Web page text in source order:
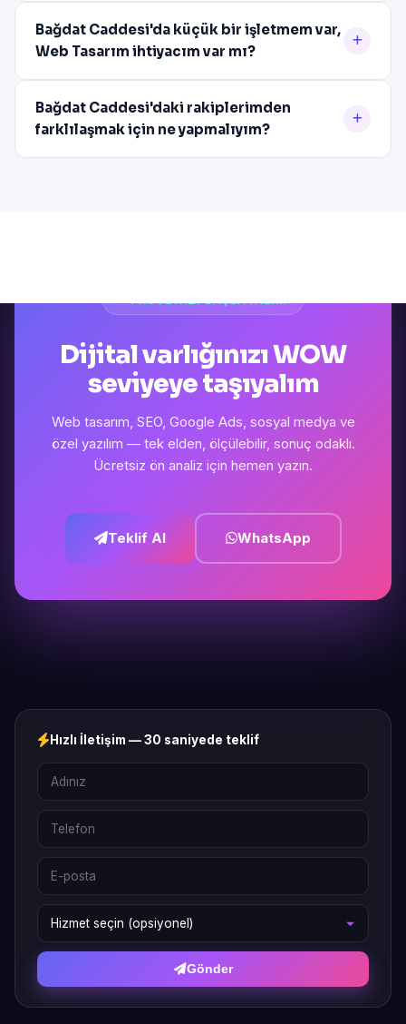
Bağdat Caddesi'da küçük bir işletmem var,
Web Tasarım ihtiyacım var mı?
Bağdat Caddesi'daki rakiplerimden
farklılaşmak için ne yapmalıyım?
Dijital varlığınızı WOW
seviyeye taşıyalım
Web tasarım, SEO, Google Ads, sosyal medya ve
özel yazılım — tek elden, ölçülebilir, sonuç odaklı.
Ücretsiz ön analiz için hemen yazın.
Teklif Al WhatsApp
Hızlı İletişim — 30 saniyede teklif
Gönder